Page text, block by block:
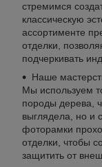
стремимся
классическую
ассортименте
отделки,
подчеркивать
Наше
Мы используем
породы дерева,
выглядела, но и
фоторамки
отделки, чтобы
защитить от